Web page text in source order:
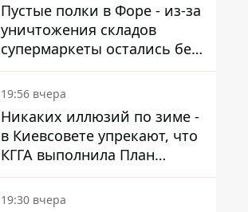
Пустые полки в Форе - из-за
уничтожения складов
супермаркеты остались без
ассортимента
19:56 вчера
Никаких иллюзий по зиме -
в Киевсовете упрекают, что
КГГА выполнила План
устойчивости на 20%
19:30 вчера